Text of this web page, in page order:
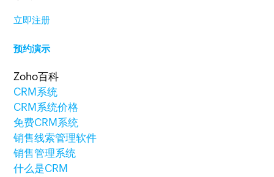
立即注册
预约演示
Zoho百科
CRM系统
CRM系统价格
免费CRM系统
销售线索管理软件
销售管理系统
什么是CRM